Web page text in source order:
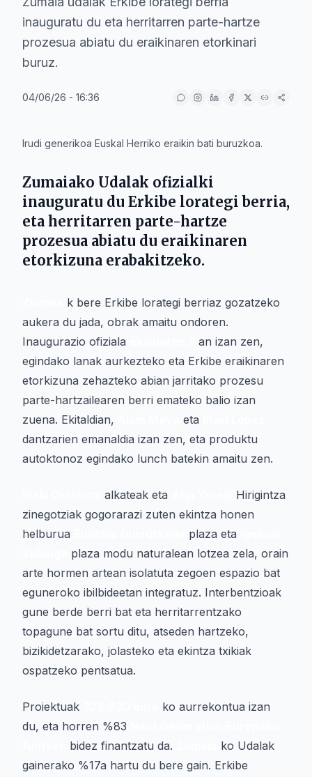
inauguratu du eta herritarren parte-hartze
prozesua abiatu du eraikinaren etorkinari
buruz.
04/06/26 - 16:36
Irudi generikoa Euskal Herriko eraikin bati buruzkoa.
Zumaiako Udalak ofizialki
inauguratu du Erkibe lorategi berria,
eta herritarren parte-hartze
prozesua abiatu du eraikinaren
etorkizuna erabakitzeko.
k bere Erkibe lorategi berriaz gozatzeko
aukera du jada, obrak amaitu ondoren.
Inaugurazio ofiziala
an izan zen,
egindako lanak aurkezteko eta Erkibe eraikinaren
etorkizuna zehazteko abian jarritako prozesu
parte-hartzailearen berri emateko balio izan
zuena. Ekitaldian,
eta
dantzarien emanaldia izan zen, eta produktu
autoktonoz egindako lunch batekin amaitu zen.
alkateak eta
Hirigintza
zinegotziak gogorarazi zuten ekintza honen
helburua
plaza eta
plaza modu naturalean lotzea zela, orain
arte hormen artean isolatuta zegoen espazio bat
eguneroko ibilbideetan integratuz. Interbentzioak
gune berde berri bat eta herritarrentzako
topagune bat sortu ditu, atseden hartzeko,
bizikidetzarako, jolasteko eta ekintza txikiak
ospatzeko pentsatua.
Proiektuak
ko aurrekontua izan
du, eta horren %83
bidez finantzatu da.
ko Udalak
gainerako %17a hartu du bere gain. Erkibe